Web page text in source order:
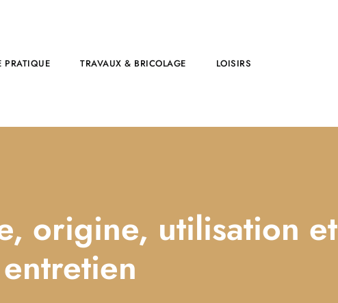
PRATIQUE TRAVAUX & BRICOLAGE LOISIRS
origine, utilisation et
entretien